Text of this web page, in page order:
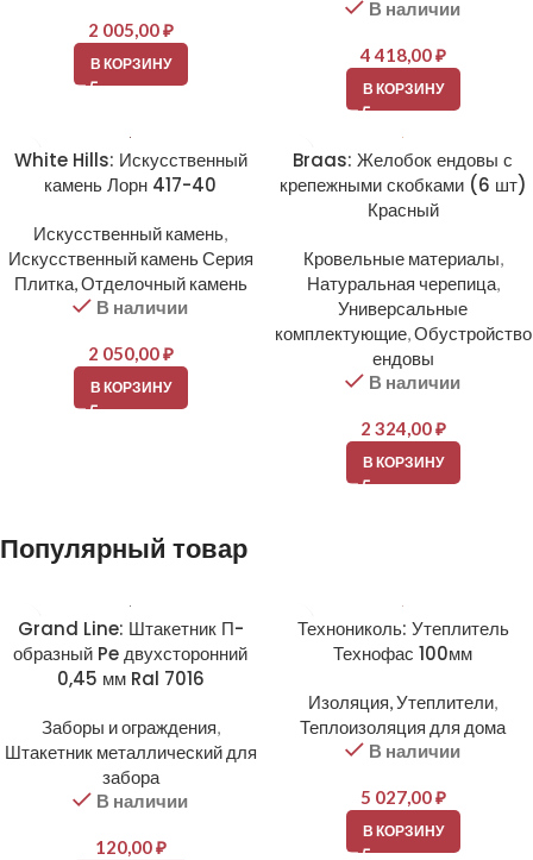
2 005,00₽
В КОРЗИНУ
В наличии
4 418,00₽
В КОРЗИНУ
White Hills: Искусственный
камень Лорн 417-40
Искусственный камень,
Искусственный камень Серия
Плитка, Отделочный камень
В наличии
2 050,00₽
В КОРЗИНУ
Braas: Желобок ендовы с
крепежными скобками (6 шт)
Красный
Кровельные материалы,
Натуральная черепица,
Универсальные
комплектующие,Обустройство
ендовы
В наличии
2 324,00₽
В КОРЗИНУ
Популярный товар
Grand Line: Штакетник П-
образный Pe двухсторонний
0,45 мм Ral 7016
Заборы и ограждения,
Штакетник металлический для
забора
В наличии
120,00₽
Технониколь: Утеплитель
Технофас 100мм
Изоляция, Утеплители,
Теплоизоляция для дома
В наличии
5 027,00₽
В КОРЗИНУ